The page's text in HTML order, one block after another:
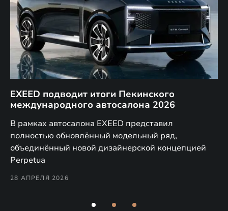
EXEED подводит итоги Пекинского
международного автосалона 2026
В рамках автосалона EXEED представил
полностью обновлённый модельный ряд,
объединённый новой дизайнерской концепцией
Perpetua
28 АПРЕЛЯ 2026